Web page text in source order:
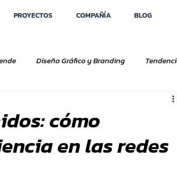
PROYECTOS COMPAÑÍA BLOG
Diseño Gráfico y Branding
cómo
en las redes